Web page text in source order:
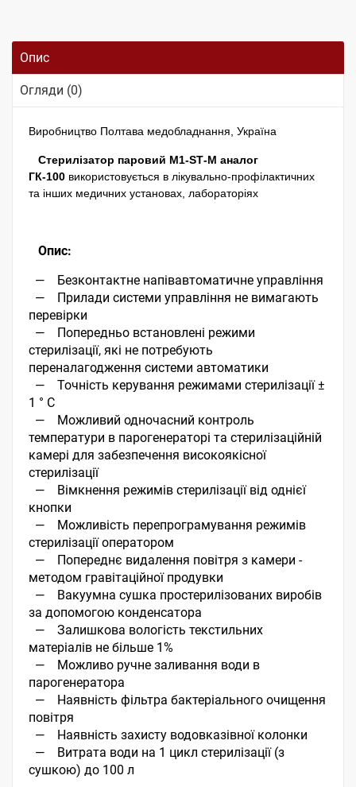
Опис
Огляди (0)
Виробництво Полтава медобладнання, Україна
Стерилізатор паровий М1-SТ-М аналог
ГК-100 використовується в лікувально-профілактичних
та інших медичних установах, лабораторіях
Опис:
— Безконтактне напівавтоматичне управління
— Прилади системи управління не вимагають
перевірки
— Попередньо встановлені режими
стерилізації, які не потребують
переналагодження системи автоматики
— Точність керування режимами стерилізації ±
1 ° С
— Можливий одночасний контроль
температури в парогенераторі та стерилізаційній
камері для забезпечення високоякісної
стерилізації
— Вімкнення режимів стерилізації від однієї
кнопки
— Можливість перепрограмування режимів
стерилізації оператором
— Попереднє видалення повітря з камери -
методом гравітаційної продувки
— Вакуумна сушка простерилізованих виробів
за допомогою конденсатора
— Залишкова вологість текстильних
матеріалів не більше 1%
— Можливо ручне заливання води в
парогенератора
— Наявність фільтра бактеріального очищення
повітря
— Наявність захисту водовказівної колонки
— Витрата води на 1 цикл стерилізації (з
сушкою) до 100 л